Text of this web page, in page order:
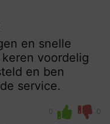
en snelle
voordelig
en ben
service.
0 0